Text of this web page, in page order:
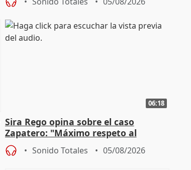
06:18
Sira Rego opina sobre el caso
Zapatero: "Máximo respeto al
proceso judicial"
Sonido Totales 05/08/2026